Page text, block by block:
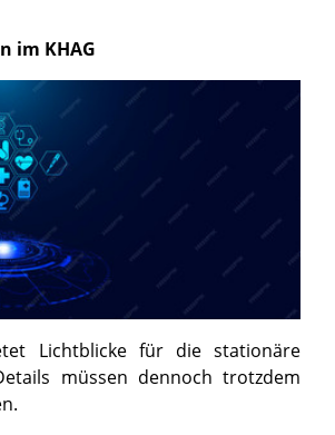
im KHAG
Lichtblicke für die stationäre
müssen dennoch trotzdem